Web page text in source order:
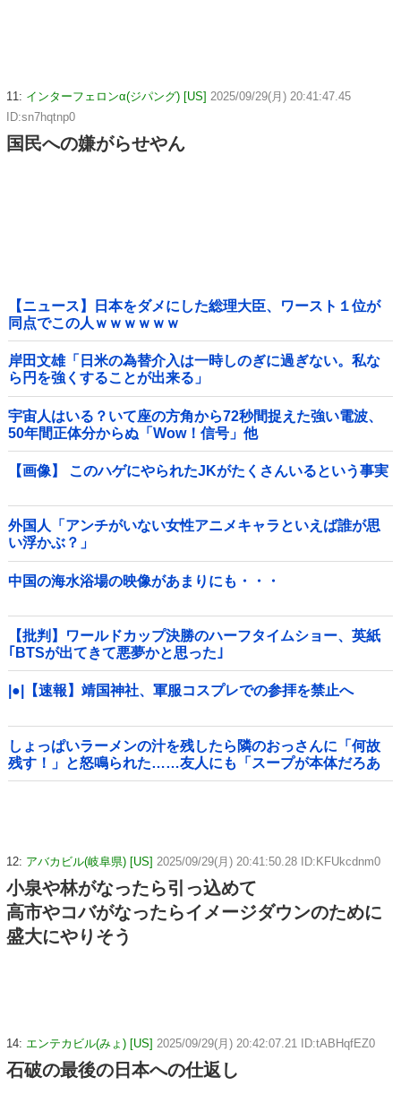
11: インターフェロンα(ジパング) [US] 2025/09/29(月) 20:41:47.45
ID:sn7hqtnp0
国民への嫌がらせやん
【ニュース】日本をダメにした総理大臣、ワースト１位が
同点でこの人ｗｗｗｗｗｗ
岸田文雄「日米の為替介入は一時しのぎに過ぎない。私な
ら円を強くすることが出来る」
宇宙人はいる？いて座の方角から72秒間捉えた強い電波、
50年間正体分からぬ「Wow！信号」他
【画像】 このハゲにやられたJKがたくさんいるという事実
外国人「アンチがいない女性アニメキャラといえば誰が思
い浮かぶ？」
中国の海水浴場の映像があまりにも・・・
【批判】ワールドカップ決勝のハーフタイムショー、英紙
｢BTSが出てきて悪夢かと思った｣
|●|【速報】靖国神社、軍服コスプレでの参拝を禁止へ
しょっぱいラーメンの汁を残したら隣のおっさんに「何故
残す！」と怒鳴られた……友人にも「スープが本体だろあ
り得ない」と説教されたんだが、塩分過剰だし味の好みは
12: アバカビル(岐阜県) [US] 2025/09/29(月) 20:41:50.28 ID:KFUkcdnm0
小泉や林がなったら引っ込めて
高市やコバがなったらイメージダウンのために
盛大にやりそう
14: エンテカビル(みょ) [US] 2025/09/29(月) 20:42:07.21 ID:tABHqfEZ0
石破の最後の日本への仕返し